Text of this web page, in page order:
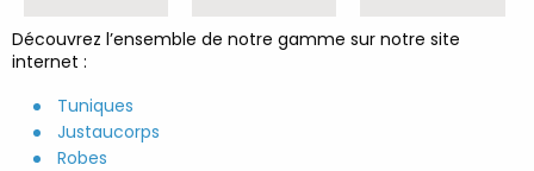
Découvrez l’ensemble de notre gamme sur notre site
internet :
Tuniques
Justaucorps
Robes